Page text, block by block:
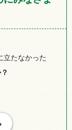
立たなかった